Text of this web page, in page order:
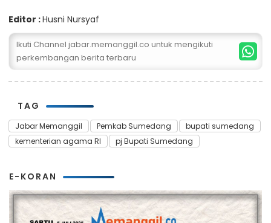
Editor :Husni Nursyaf
Ikuti Channel jabar.memanggil.co untuk mengikuti
perkembangan berita terbaru
TAG
Jabar Memanggil Pemkab Sumedang
bupati sumedang
kementerian agama RI
pj Bupati Sumedang
E-KORAN